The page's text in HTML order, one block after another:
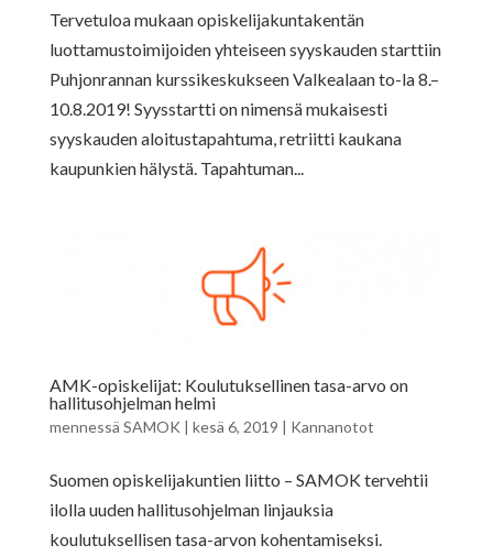
Tervetuloa mukaan opiskelijakuntakentän
luottamustoimijoiden yhteiseen syyskauden starttiin
Puhjonrannan kurssikeskukseen Valkealaan to-la 8.–
10.8.2019! Syysstartti on nimensä mukaisesti
syyskauden aloitustapahtuma, retriitti kaukana
kaupunkien hälystä. Tapahtuman...
AMK-opiskelijat: Koulutuksellinen tasa-arvo on
hallitusohjelman helmi
mennessä SAMOK | kesä 6, 2019 | Kannanotot
Suomen opiskelijakuntien liitto – SAMOK tervehtii
ilolla uuden hallitusohjelman linjauksia
koulutuksellisen tasa-arvon kohentamiseksi.